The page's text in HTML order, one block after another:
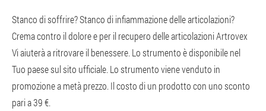
Stanco di soffrire? Stanco di infiammazione delle articolazioni?
Crema contro il dolore e per il recupero delle articolazioni Artrovex
Vi aiuterà a ritrovare il benessere. Lo strumento è disponibile nel
Tuo paese sul sito ufficiale. Lo strumento viene venduto in
promozione a metà prezzo. Il costo di un prodotto con uno sconto
pari a 39 €.